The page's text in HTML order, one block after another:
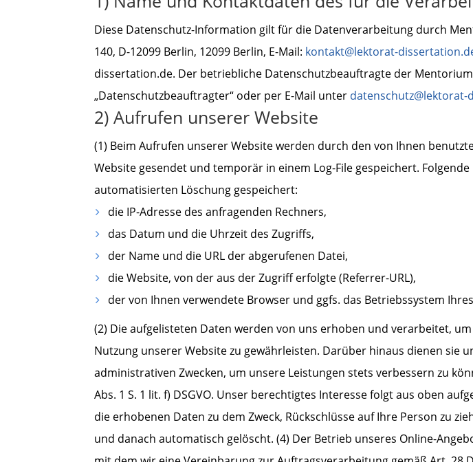
Diese Datenschutz-Information gilt für die Datenverarbeitung durch
140, D-12099 Berlin, 12099 Berlin, E-Mail: kontakt@lektorat-
dissertation.de. Der betriebliche Datenschutzbeauftragte der
„Datenschutzbeauftragter“ oder per E-Mail unter
2) Aufrufen unserer Website
(1) Beim Aufrufen unserer Website werden durch den von Ihnen
Website gesendet und temporär in einem Log-File gespeichert.
automatisierten Löschung gespeichert:
die IP-Adresse des anfragenden Rechners,
das Datum und die Uhrzeit des Zugriffs,
der Name und die URL der abgerufenen Datei,
die Website, von der aus der Zugriff erfolgte (Referrer-URL),
der von Ihnen verwendete Browser und ggfs. das Betriebssystem
(2) Die aufgelisteten Daten werden von uns erhoben und verarbeitet,
Nutzung unserer Website zu gewährleisten. Darüber hinaus dienen sie
administrativen Zwecken, um unsere Leistungen stets verbessern zu
Abs. 1 S. 1 lit. f) DSGVO. Unser berechtigtes Interesse folgt aus oben
die erhobenen Daten zu dem Zweck, Rückschlüsse auf Ihre Person zu
und danach automatisch gelöscht. (4) Der Betrieb unseres Online-